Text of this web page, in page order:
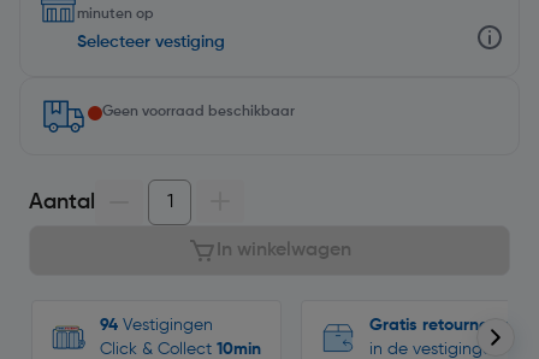
minuten op
Selecteer vestiging
Geen voorraad beschikbaar
Aantal
In winkelwagen
94 Vestigingen
Click & Collect 10min
Gratis retourneren
in de vestigingen